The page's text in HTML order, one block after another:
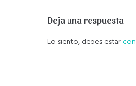
Deja una respuesta
Lo siento, debes estar